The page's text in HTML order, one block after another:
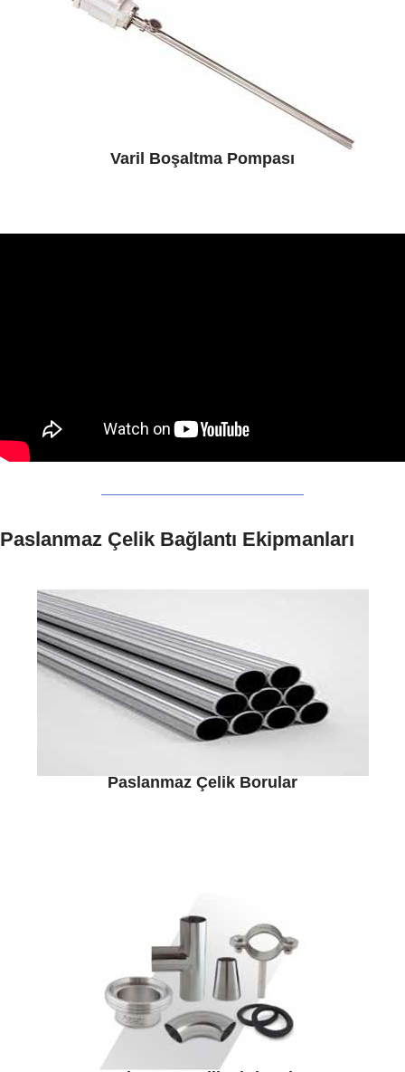
Varil Boşaltma Pompası
Paslanmaz Çelik Bağlantı Ekipmanları
Paslanmaz Çelik Borular